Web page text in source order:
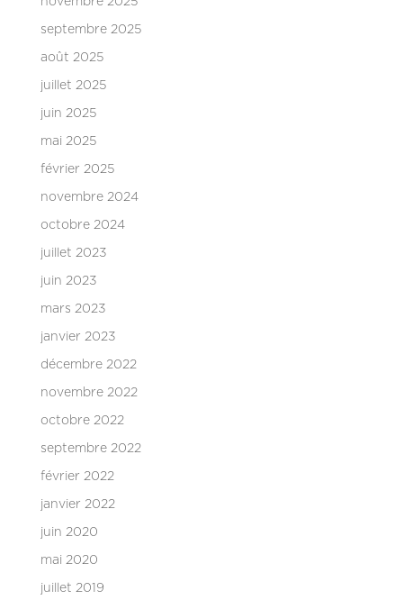
septembre 2025
août 2025
juillet 2025
juin 2025
mai 2025
février 2025
novembre 2024
octobre 2024
juillet 2023
juin 2023
mars 2023
janvier 2023
décembre 2022
novembre 2022
octobre 2022
septembre 2022
février 2022
janvier 2022
juin 2020
mai 2020
juillet 2019